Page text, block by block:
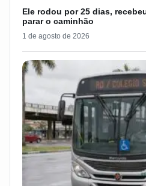
Ele rodou por 25 dias,
parar o caminhão
1 de agosto de 2026